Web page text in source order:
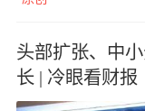
头部扩张、中
长 | 冷眼看财报